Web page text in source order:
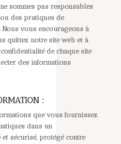
sommes pas responsables
des pratiques de
vous encourageons à
quittez notre site web et à
de chaque site
des informations
:
que vous fournissez
dans un
sécurisé, protégé contre